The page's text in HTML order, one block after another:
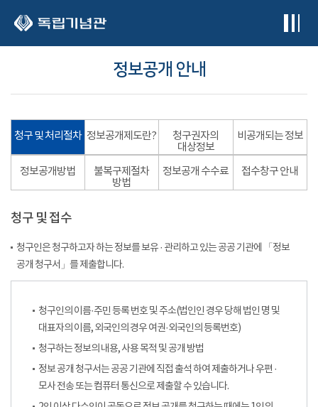
정보공개 안내
청구 및 처리절차 정보공개제도란?
청구권자의
대상정보
비공개되는 정보
정보공개방법
불복구제절차
방법
정보공개 수수료 접수창구 안내
청구 및 접수
청구인은 청구하고자 하는 정보를 보유 · 관리하고 있는 공공 기관에 「정보
공개 청구서」를 제출합니다.
청구인의 이름·주민 등록 번호 및 주소(법인인 경우 당해 법인 명 및
대표자의 이름, 외국인의 경우 여권·외국인의 등록번호)
청구하는 정보의 내용, 사용 목적 및 공개 방법
정보 공개 청구서는 공공 기관에 직접 출석 하여 제출하거나 우편 ·
모사 전송 또는 컴퓨터 통신으로 제출할 수 있습니다.